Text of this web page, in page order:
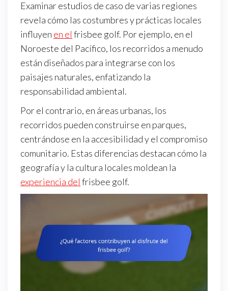
Examinar estudios de caso de varias regiones
revela cómo las costumbres y prácticas locales
influyen en el frisbee golf. Por ejemplo, en el
Noroeste del Pacífico, los recorridos a menudo
están diseñados para integrarse con los
paisajes naturales, enfatizando la
responsabilidad ambiental.
Por el contrario, en áreas urbanas, los
recorridos pueden construirse en parques,
centrándose en la accesibilidad y el compromiso
comunitario. Estas diferencias destacan cómo la
geografía y la cultura locales moldean la
experiencia del frisbee golf.